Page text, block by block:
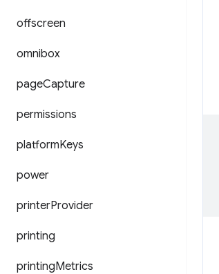
offscreen
omnibox
pageCapture
permissions
platformKeys
power
printerProvider
printing
printingMetrics